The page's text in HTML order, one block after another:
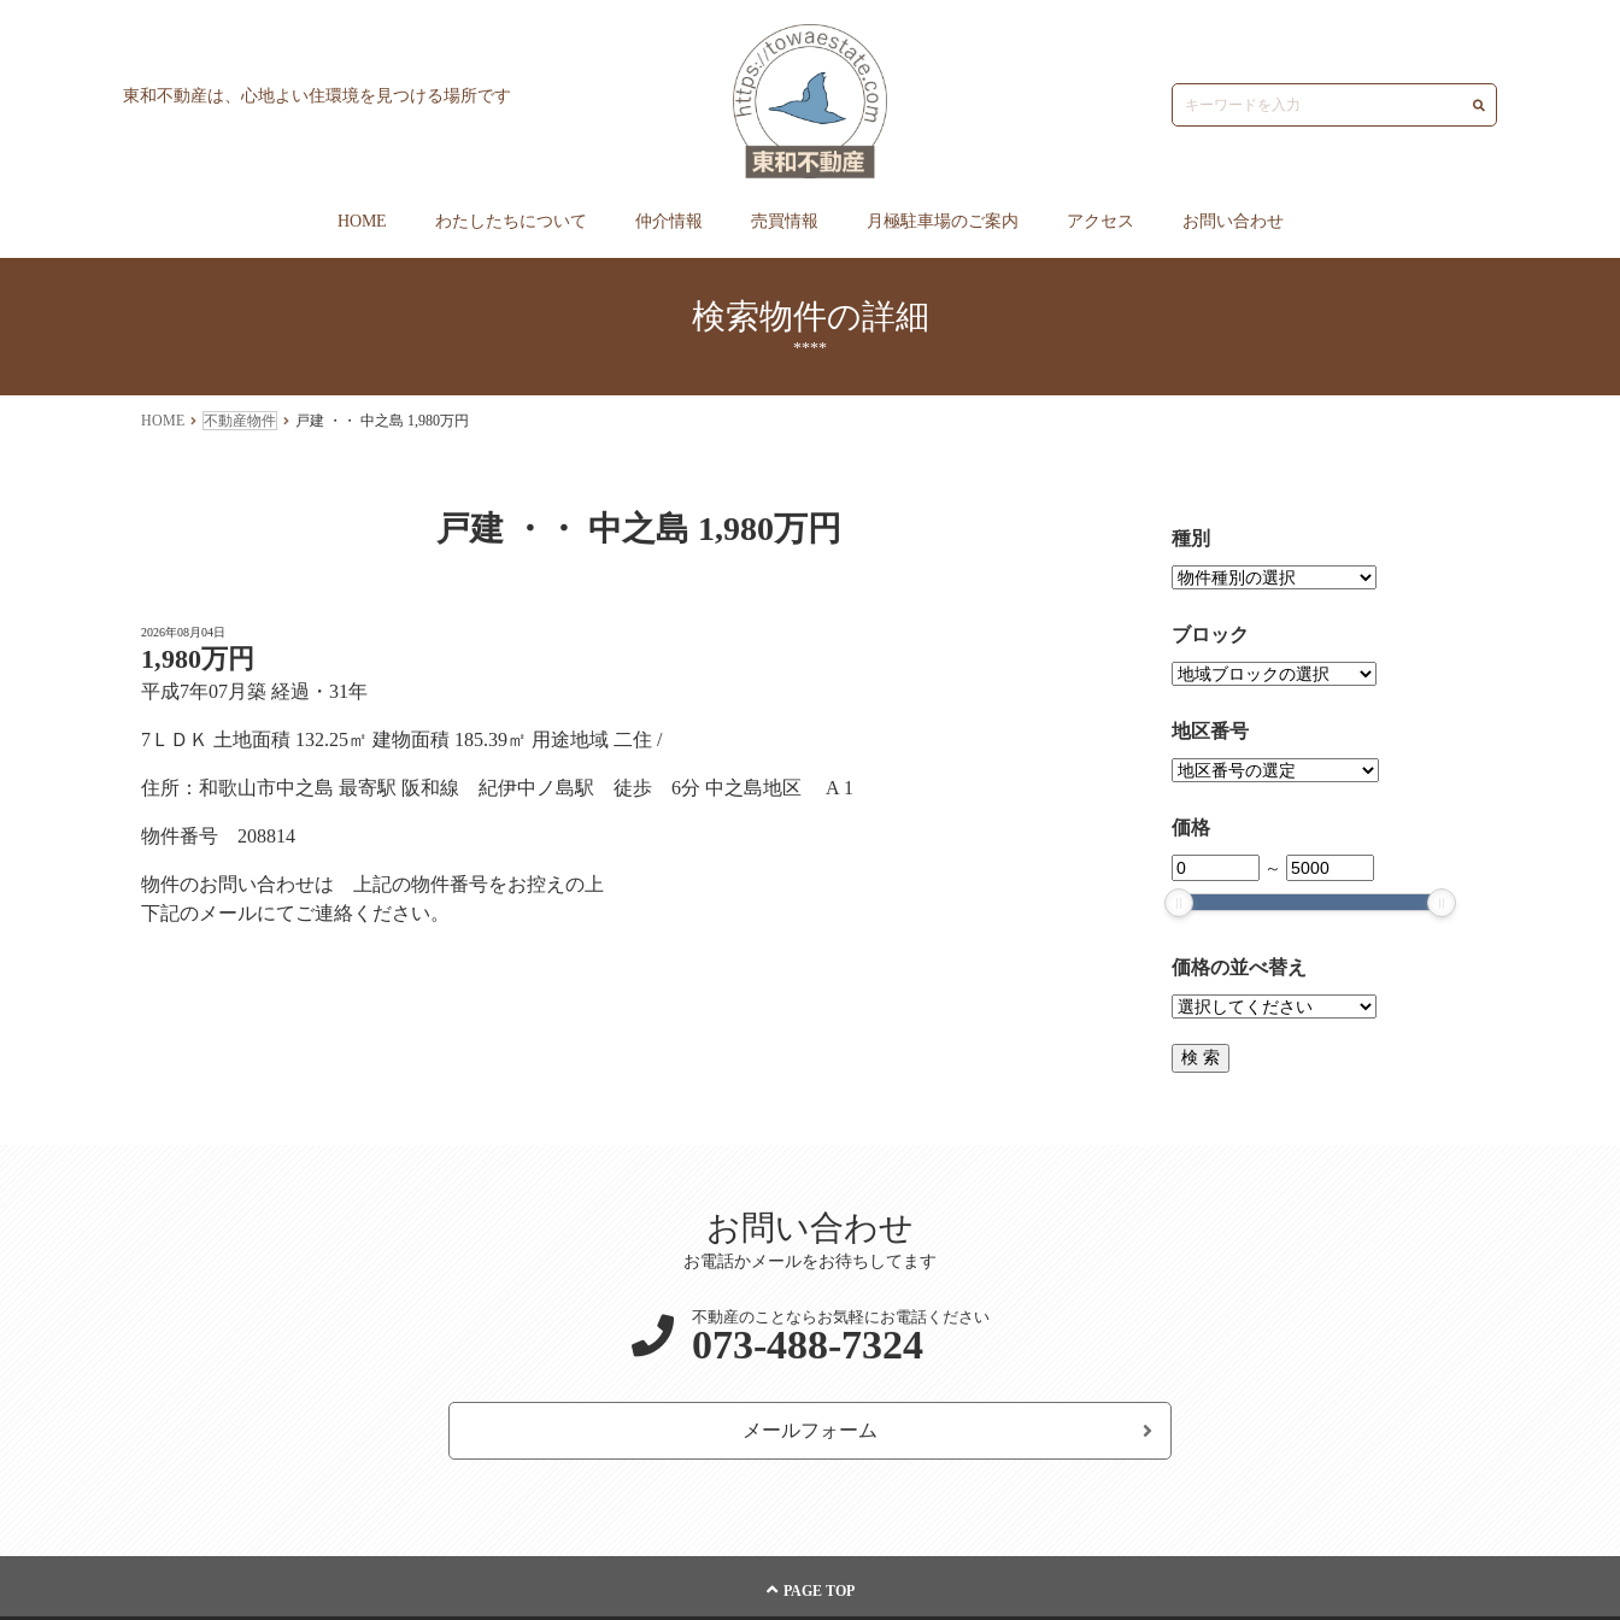
東和不動産は、心地よい住環境を見つける場所です
HOME わたしたちについて 仲介情報 売買情報 月極駐車場のご案内 アクセス お問い合わせ
検索物件の詳細
****
HOME 不動産物件 戸建 ・・ 中之島 1,980万円
戸建 ・・ 中之島 1,980万円
2026年08月04日
1,980万円
平成7年07月築 経過・31年
7ＬＤＫ 土地面積 132.25㎡ 建物面積 185.39㎡ 用途地域 二住 /
住所：和歌山市中之島 最寄駅 阪和線 紀伊中ノ島駅 徒歩 6分 中之島地区 A 1
物件番号 208814
物件のお問い合わせは 上記の物件番号をお控えの上
下記のメールにてご連絡ください。
種別
ブロック
地区番号
価格
～
価格の並べ替え
お問い合わせ
お電話かメールをお待ちしてます
不動産のことならお気軽にお電話ください
073-488-7324
メールフォーム
PAGE TOP